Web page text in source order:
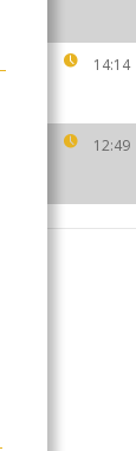
14:14
12:49